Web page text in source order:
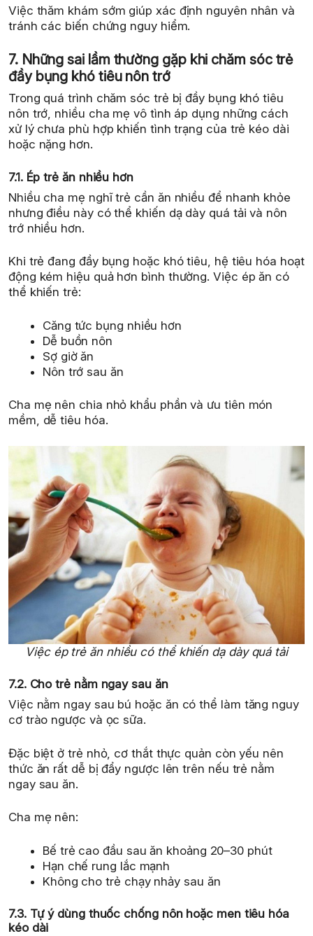
Việc thăm khám sớm giúp xác định nguyên nhân và
tránh các biến chứng nguy hiểm.
7. Những sai lầm thường gặp khi chăm sóc trẻ
đầy bụng khó tiêu nôn trớ
Trong quá trình chăm sóc trẻ bị đầy bụng khó tiêu
nôn trớ, nhiều cha mẹ vô tình áp dụng những cách
xử lý chưa phù hợp khiến tình trạng của trẻ kéo dài
hoặc nặng hơn.
7.1. Ép trẻ ăn nhiều hơn
Nhiều cha mẹ nghĩ trẻ cần ăn nhiều để nhanh khỏe
nhưng điều này có thể khiến dạ dày quá tải và nôn
trớ nhiều hơn.
Khi trẻ đang đầy bụng hoặc khó tiêu, hệ tiêu hóa hoạt
động kém hiệu quả hơn bình thường. Việc ép ăn có
thể khiến trẻ:
Căng tức bụng nhiều hơn
Dễ buồn nôn
Sợ giờ ăn
Nôn trớ sau ăn
Cha mẹ nên chia nhỏ khẩu phần và ưu tiên món
mềm, dễ tiêu hóa.
Việc ép trẻ ăn nhiều có thể khiến dạ dày quá tải
7.2. Cho trẻ nằm ngay sau ăn
Việc nằm ngay sau bú hoặc ăn có thể làm tăng nguy
cơ trào ngược và ọc sữa.
Đặc biệt ở trẻ nhỏ, cơ thắt thực quản còn yếu nên
thức ăn rất dễ bị đẩy ngược lên trên nếu trẻ nằm
ngay sau ăn.
Cha mẹ nên:
Bế trẻ cao đầu sau ăn khoảng 20–30 phút
Hạn chế rung lắc mạnh
Không cho trẻ chạy nhảy sau ăn
7.3. Tự ý dùng thuốc chống nôn hoặc men tiêu hóa
kéo dài